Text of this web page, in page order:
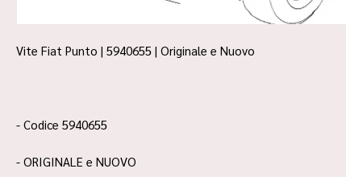
Vite Fiat Punto | 5940655 | Originale e Nuovo
- Codice 5940655
- ORIGINALE e NUOVO